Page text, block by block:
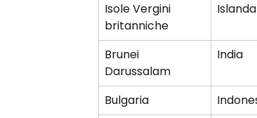
Isole Vergini
britanniche
Islanda
Brunei
Darussalam
India
Bulgaria